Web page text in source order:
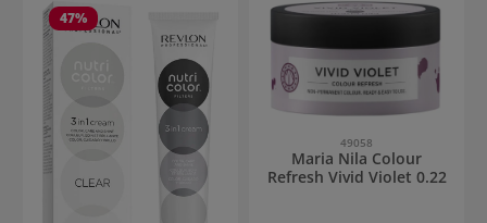
47%
49058
Maria Nila Colour
Refresh Vivid Violet 0.22